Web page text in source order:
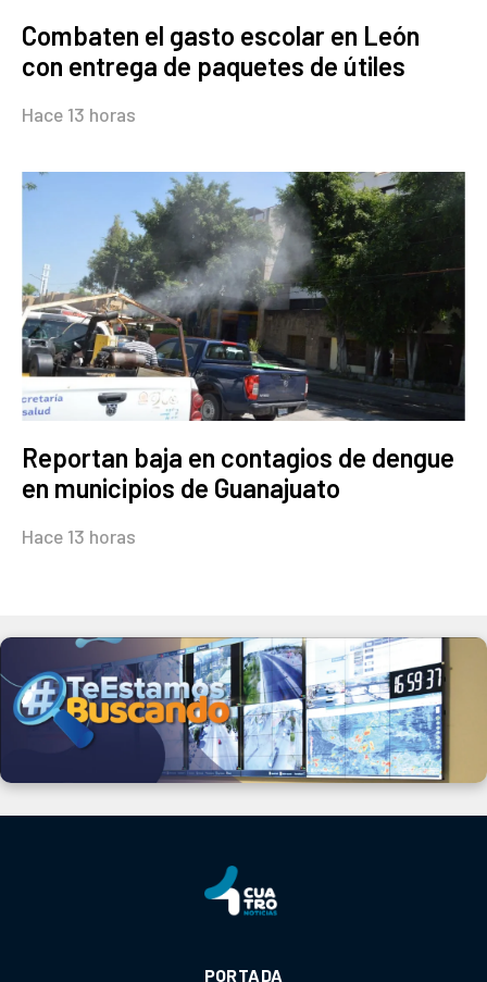
Combaten el gasto escolar en León
con entrega de paquetes de útiles
Hace 13 horas
Reportan baja en contagios de dengue
en municipios de Guanajuato
Hace 13 horas
PORTADA